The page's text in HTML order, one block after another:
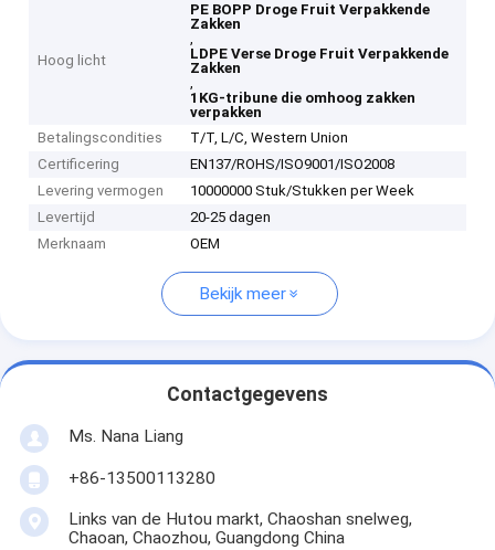
Hoog licht
PE BOPP Droge Fruit Verpakkende
Zakken
,
LDPE Verse Droge Fruit Verpakkende
Zakken
,
1KG-tribune die omhoog zakken
verpakken
Betalingscondities
T/T, L/C, Western Union
Certificering
EN137/ROHS/ISO9001/ISO2008
Levering vermogen
10000000 Stuk/Stukken per Week
Levertijd
20-25 dagen
Merknaam
OEM
Bekijk meer
Contactgegevens
Ms. Nana Liang
+86-13500113280
Links van de Hutou markt, Chaoshan snelweg,
Chaoan, Chaozhou, Guangdong China